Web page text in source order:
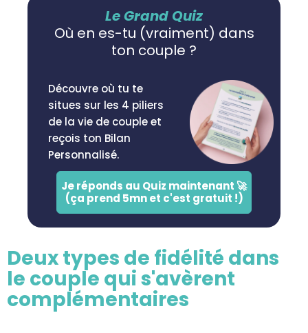
Le Grand Quiz
Où en es-tu (vraiment) dans
ton couple ?
Découvre où tu te
situes sur les 4 piliers
de la vie de couple et
reçois ton Bilan
Personnalisé.
Je réponds au Quiz maintenant 🚀
(ça prend 5mn et c'est gratuit !)
Deux types de fidélité dans
le couple qui s'avèrent
complémentaires